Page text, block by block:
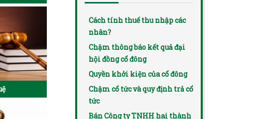
Cách tính thuế thu nhập các
nhân?
Chậm thông báo kết quả đại
hội đồng cổ đông
Quyền khởi kiện của cổ đông
Chậm cổ tức và quy định trả cổ
tức
Bán Công ty TNHH hai thành